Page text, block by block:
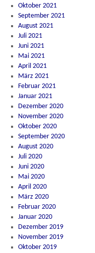
Oktober 2021
September 2021
August 2021
Juli 2021
Juni 2021
Mai 2021
April 2021
März 2021
Februar 2021
Januar 2021
Dezember 2020
November 2020
Oktober 2020
September 2020
August 2020
Juli 2020
Juni 2020
Mai 2020
April 2020
März 2020
Februar 2020
Januar 2020
Dezember 2019
November 2019
Oktober 2019